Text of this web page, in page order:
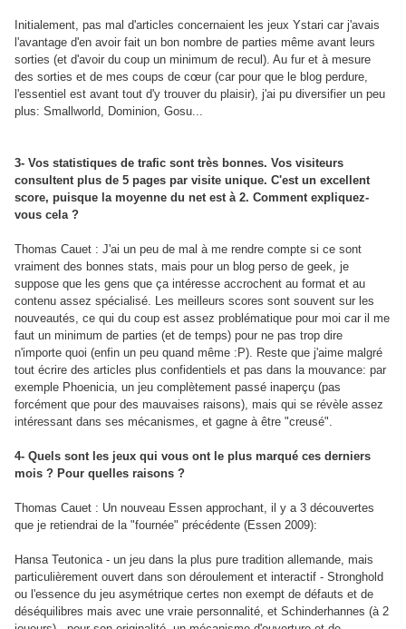
Initialement, pas mal d'articles concernaient les jeux Ystari car j'avais
l'avantage d'en avoir fait un bon nombre de parties même avant leurs
sorties (et d'avoir du coup un minimum de recul). Au fur et à mesure
des sorties et de mes coups de cœur (car pour que le blog perdure,
l'essentiel est avant tout d'y trouver du plaisir), j'ai pu diversifier un peu
plus: Smallworld, Dominion, Gosu...
3- Vos statistiques de trafic sont très bonnes. Vos visiteurs
consultent plus de 5 pages par visite unique. C'est un excellent
score, puisque la moyenne du net est à 2. Comment expliquez-
vous cela ?
Thomas Cauet : J'ai un peu de mal à me rendre compte si ce sont
vraiment des bonnes stats, mais pour un blog perso de geek, je
suppose que les gens que ça intéresse accrochent au format et au
contenu assez spécialisé. Les meilleurs scores sont souvent sur les
nouveautés, ce qui du coup est assez problématique pour moi car il me
faut un minimum de parties (et de temps) pour ne pas trop dire
n'importe quoi (enfin un peu quand même :P). Reste que j'aime malgré
tout écrire des articles plus confidentiels et pas dans la mouvance: par
exemple Phoenicia, un jeu complètement passé inaperçu (pas
forcément que pour des mauvaises raisons), mais qui se révèle assez
intéressant dans ses mécanismes, et gagne à être "creusé".
4- Quels sont les jeux qui vous ont le plus marqué ces derniers
mois ? Pour quelles raisons ?
Thomas Cauet : Un nouveau Essen approchant, il y a 3 découvertes
que je retiendrai de la "fournée" précédente (Essen 2009):
Hansa Teutonica - un jeu dans la plus pure tradition allemande, mais
particulièrement ouvert dans son déroulement et interactif - Stronghold
ou l'essence du jeu asymétrique certes non exempt de défauts et de
déséquilibres mais avec une vraie personnalité, et Schinderhannes (à 2